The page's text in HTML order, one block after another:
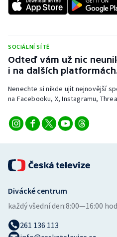
Triatlon
Veslování
Vodní slalom
Volejbal
SOCIÁLNÍ SÍTĚ
Odteď vám už nic
i na dalších
Nenechte si nikde ujít nejnovější
na Facebooku, X, Instagramu,
Divácké centrum
každý všední den:8:00—16:00
261 136 113